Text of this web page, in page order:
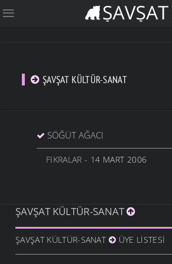
ŞAVŞAT KÜLTÜR-SANAT
SÖĞÜT AĞACI
FIKRALAR - 14 MART 2006
ŞAVŞAT KÜLTÜR-SANAT
ŞAVŞAT KÜLTÜR-SANAT ÜYE LISTESI